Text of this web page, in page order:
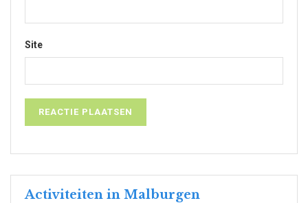
Site
Activiteiten in Malburgen